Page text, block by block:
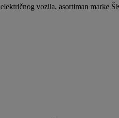
vozila, asortiman marke